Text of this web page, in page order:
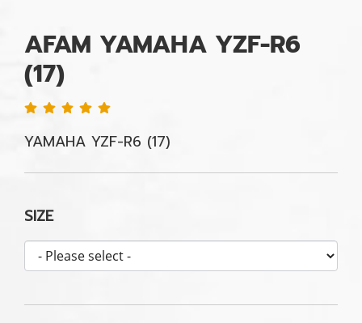
AFAM YAMAHA YZF-R6
(17)
YAMAHA YZF-R6 (17)
SIZE